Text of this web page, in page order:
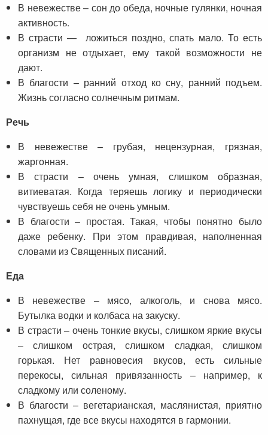
В невежестве – сон до обеда, ночные гулянки, ночная
активность.
В страсти — ложиться поздно, спать мало. То есть
организм не отдыхает, ему такой возможности не
дают.
В благости – ранний отход ко сну, ранний подъем.
Жизнь согласно солнечным ритмам.
Речь
В невежестве – грубая, нецензурная, грязная,
жаргонная.
В страсти – очень умная, слишком образная,
витиеватая. Когда теряешь логику и периодически
чувствуешь себя не очень умным.
В благости – простая. Такая, чтобы понятно было
даже ребенку. При этом правдивая, наполненная
словами из Священных писаний.
Еда
В невежестве – мясо, алкоголь, и снова мясо.
Бутылка водки и колбаса на закуску.
В страсти – очень тонкие вкусы, слишком яркие вкусы
– слишком острая, слишком сладкая, слишком
горькая. Нет равновесия вкусов, есть сильные
перекосы, сильная привязанность – например, к
сладкому или соленому.
В благости – вегетарианская, маслянистая, приятно
пахнущая, где все вкусы находятся в гармонии.